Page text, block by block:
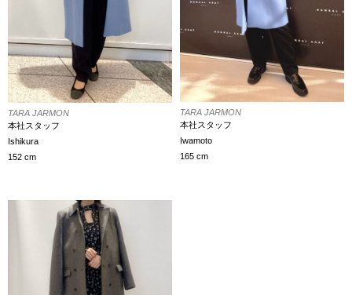
TARA JARMON
本社スタッフ
Ishikura
152 cm
TARA JARMON
本社スタッフ
Iwamoto
165 cm